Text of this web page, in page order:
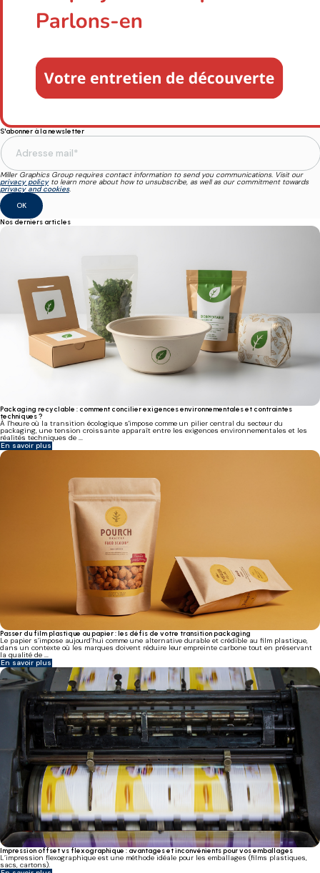
S'abonner à la newsletter
Miller Graphics Group requires contact information to send you communications. Visit our
privacy policyto learn more about how to unsubscribe, as well as our commitment towards
privacy and cookies.
Nos derniers articles
Packaging recyclable : comment concilier exigences environnementales et contraintes
techniques ?
À l'heure où la transition écologique s'impose comme un pilier central du secteur du
packaging, une tension croissante apparaît entre les exigences environnementales et les
réalités techniques de ...
En savoir plus
Passer du film plastique au papier : les défis de votre transition packaging
Le papier s’impose aujourd’hui comme une alternative durable et crédible au film plastique,
dans un contexte où les marques doivent réduire leur empreinte carbone tout en préservant
la qualité de ...
En savoir plus
Impression offset vs flexographique : avantages et inconvénients pour vos emballages
L’impression flexographique est une méthode idéale pour les emballages (films plastiques,
sacs, cartons).